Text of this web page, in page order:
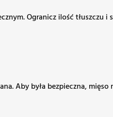
Ogranicz ilość tłuszczu i
Aby była bezpieczna, mięso